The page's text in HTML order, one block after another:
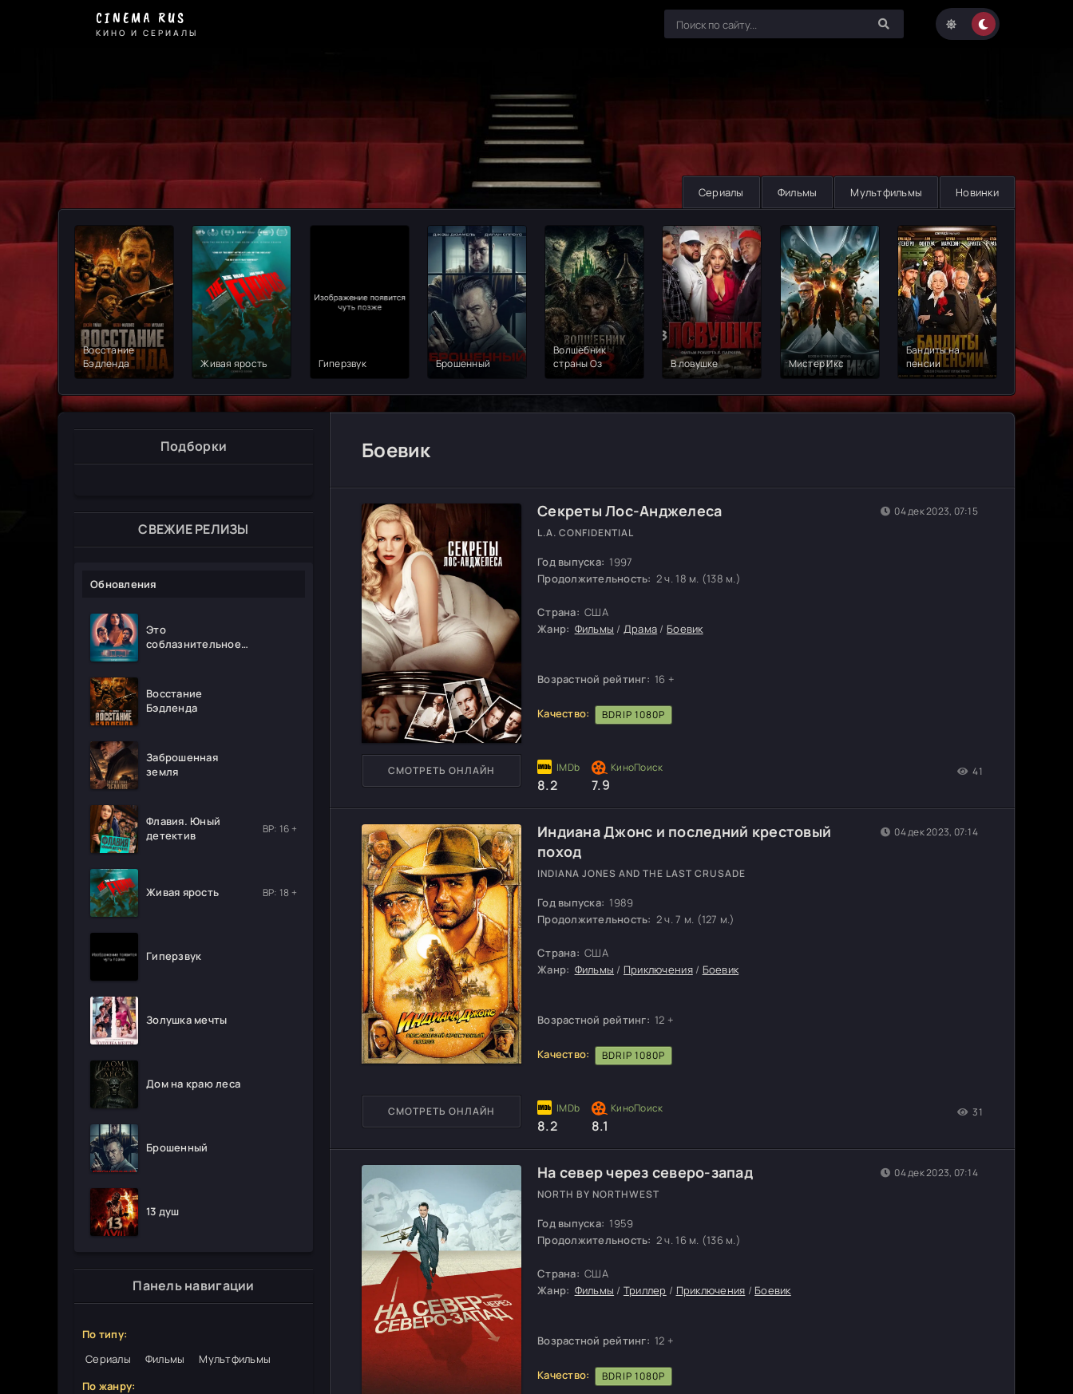
Rus
CINEMA RUS
КИНО И СЕРИАЛЫ
Сериалы Фильмы Мультфильмы Новинки
Восстание
Бэдленда
Живая ярость Гиперзвук Брошенный
Волшебник
страны Оз
В ловушке Мистер Икс
Бандиты на
пенсии
Слепой
Подборки
СВЕЖИЕ РЕЛИЗЫ
Обновления
Это
соблазнительное
Восстание
Бэдленда
Заброшенная
земля
Флавия. Юный
детектив
ВР: 16 +
Живая ярость ВР: 18 +
Гиперзвук
Золушка мечты
Дом на краю леса
Брошенный
13 душ
Панель навигации
По типу:
Сериалы
Фильмы
Мультфильмы
По жанру:
Боевик
Секреты Лос-Анджелеса
L.A. CONFIDENTIAL
Год выпуска: 1997
Продолжительность: 2 ч. 18 м. (138 м.)
Страна: США
Жанр: Фильмы / Драма / Боевик
Возрастной рейтинг: 16 +
Качество: BDRIP 1080P
СМОТРЕТЬ ОНЛАЙН
8.2 7.9
41
04 дек 2023, 07:15
Индиана Джонс и последний крестовый
поход
INDIANA JONES AND THE LAST CRUSADE
Год выпуска: 1989
Продолжительность: 2 ч. 7 м. (127 м.)
Страна: США
Жанр: Фильмы / Приключения/ Боевик
Возрастной рейтинг: 12 +
Качество: BDRIP 1080P
СМОТРЕТЬ ОНЛАЙН
8.2 8.1
31
04 дек 2023, 07:14
На север через северо-запад
NORTH BY NORTHWEST
Год выпуска: 1959
Продолжительность: 2 ч. 16 м. (136 м.)
Страна: США
Жанр: Фильмы / Триллер / Приключения / Боевик
Возрастной рейтинг: 12 +
Качество: BDRIP 1080P
04 дек 2023, 07:14